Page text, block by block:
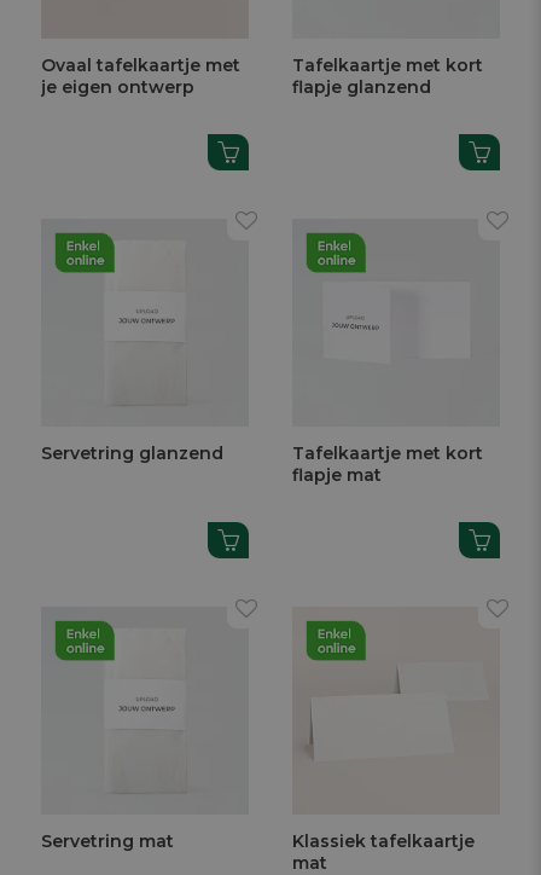
Ovaal tafelkaartje met
je eigen ontwerp
Tafelkaartje met kort
flapje glanzend
Servetring glanzend
Tafelkaartje met kort
flapje mat
Servetring mat
Klassiek tafelkaartje
mat